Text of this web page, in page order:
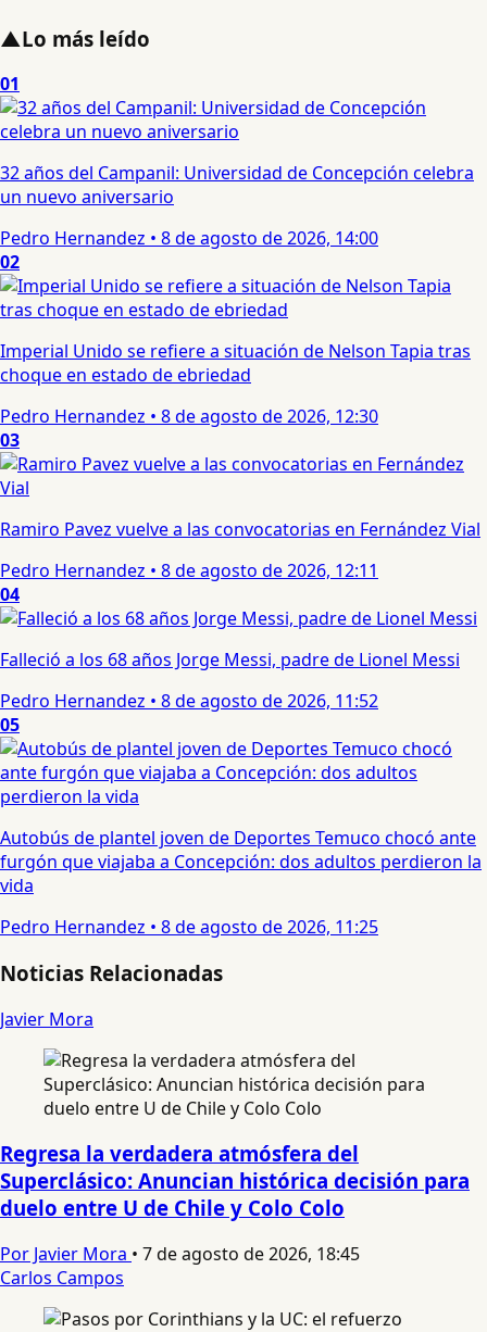
▲Lo más leído
01
32 años del Campanil: Universidad de Concepción celebra
un nuevo aniversario
Pedro Hernandez • 8 de agosto de 2026, 14:00
02
Imperial Unido se refiere a situación de Nelson Tapia tras
choque en estado de ebriedad
Pedro Hernandez • 8 de agosto de 2026, 12:30
03
Ramiro Pavez vuelve a las convocatorias en Fernández Vial
Pedro Hernandez • 8 de agosto de 2026, 12:11
04
Falleció a los 68 años Jorge Messi, padre de Lionel Messi
Pedro Hernandez • 8 de agosto de 2026, 11:52
05
Autobús de plantel joven de Deportes Temuco chocó ante
furgón que viajaba a Concepción: dos adultos perdieron la
vida
Pedro Hernandez • 8 de agosto de 2026, 11:25
Noticias Relacionadas
Javier Mora
Regresa la verdadera atmósfera del
Superclásico: Anuncian histórica decisión para
duelo entre U de Chile y Colo Colo
Por Javier Mora • 7 de agosto de 2026, 18:45
Carlos Campos